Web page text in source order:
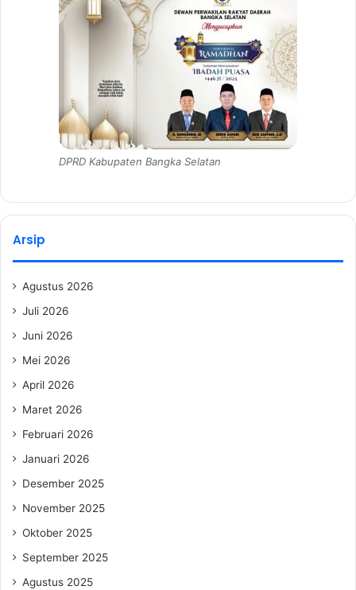
DPRD Kabupaten Bangka Selatan
Arsip
Agustus 2026
Juli 2026
Juni 2026
Mei 2026
April 2026
Maret 2026
Februari 2026
Januari 2026
Desember 2025
November 2025
Oktober 2025
September 2025
Agustus 2025